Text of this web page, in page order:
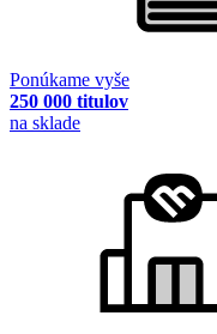
Ponúkame vyše
250 000 titulov
na sklade